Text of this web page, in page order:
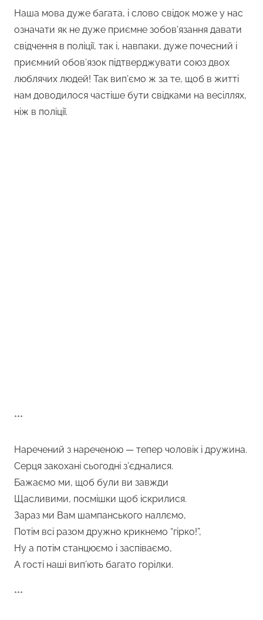
Наша мова дуже багата, і слово свідок може у нас
означати як не дуже приємне зобов’язання давати
свідчення в поліції, так і, навпаки, дуже почесний і
приємний обов’язок підтверджувати союз двох
люблячих людей! Так вип’ємо ж за те, щоб в житті
нам доводилося частіше бути свідками на весіллях,
ніж в поліції.
***
Наречений з нареченою — тепер чоловік і дружина.
Серця закохані сьогодні з’єдналися.
Бажаємо ми, щоб були ви завжди
Щасливими, посмішки щоб іскрилися.
Зараз ми Вам шампанського наллємо,
Потім всі разом дружно крикнемо “гірко!”,
Ну а потім станцюємо і заспіваємо,
А гості наші вип’ють багато горілки.
***